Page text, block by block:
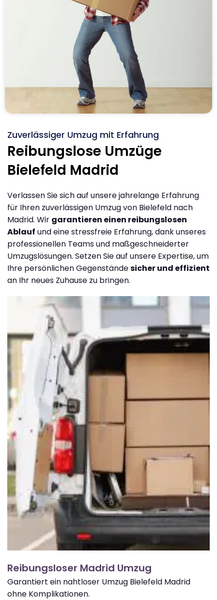
Zuverlässiger Umzug mit Erfahrung
Reibungslose Umzüge
Bielefeld Madrid
Verlassen Sie sich auf unsere jahrelange Erfahrung
für Ihren zuverlässigen Umzug von Bielefeld nach
Madrid. Wir garantieren einen reibungslosen
Ablauf und eine stressfreie Erfahrung, dank unseres
professionellen Teams und maßgeschneiderter
Umzugslösungen. Setzen Sie auf unsere Expertise, um
Ihre persönlichen Gegenständesicher und effizient
an Ihr neues Zuhause zu bringen.
Reibungsloser Madrid Umzug
Garantiert ein nahtloser Umzug Bielefeld Madrid
ohne Komplikationen.